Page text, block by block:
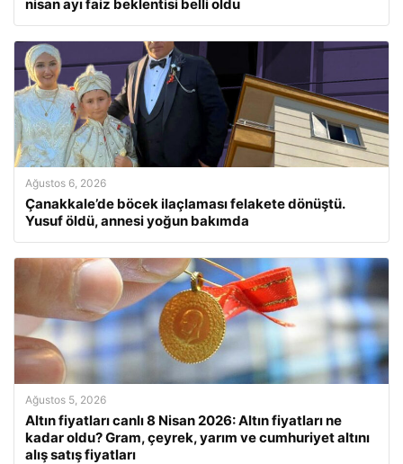
nisan ayı faiz beklentisi belli oldu
Ağustos 6, 2026
Çanakkale’de böcek ilaçlaması felakete dönüştü.
Yusuf öldü, annesi yoğun bakımda
Ağustos 5, 2026
Altın fiyatları canlı 8 Nisan 2026: Altın fiyatları ne
kadar oldu? Gram, çeyrek, yarım ve cumhuriyet altını
alış satış fiyatları